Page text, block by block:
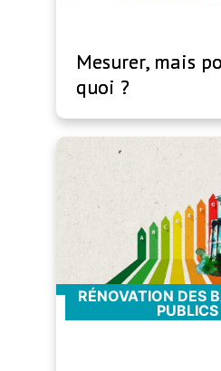
Mesurer, mais
quoi ?
RÉNOVATION DES
PUBLICS